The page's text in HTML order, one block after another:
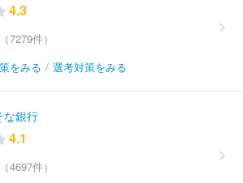
4.3
（7279件）
をみる / 選考対策をみる
な銀行
4.1
（4697件）